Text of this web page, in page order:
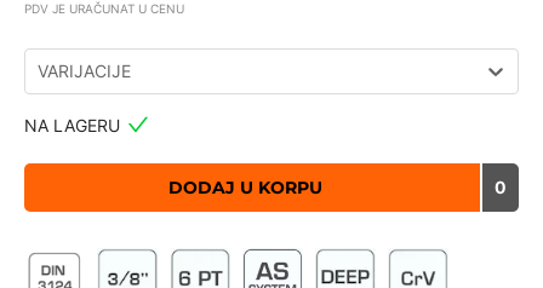
PDV JE URAČUNAT U CENU
VARIJACIJE
NA LAGERU
DODAJ U KORPU 0